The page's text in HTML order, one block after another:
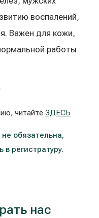
воспалений,
Важен для кожи,
работы
читайте ЗДЕСЬ
обязательна,
в регистратуру.
нас
носа